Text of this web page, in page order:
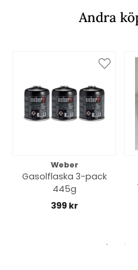
Andra
Weber
Gasolflaska 3-pack
445g
399 kr